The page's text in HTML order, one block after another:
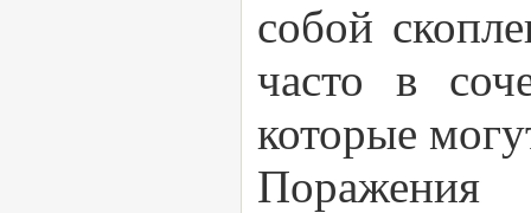
собой
часто в
которые